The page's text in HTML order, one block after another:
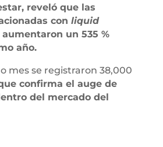
reveló que las
con liquid
un 535 %
año.
mes se registraron 38,000
confirma el auge de
del mercado del